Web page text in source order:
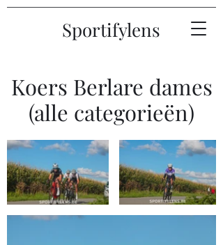
Sportifylens
Koers Berlare dames
(alle categorieën)